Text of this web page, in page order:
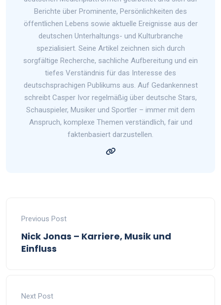
Berichte über Prominente, Persönlichkeiten des
öffentlichen Lebens sowie aktuelle Ereignisse aus der
deutschen Unterhaltungs- und Kulturbranche
spezialisiert. Seine Artikel zeichnen sich durch
sorgfältige Recherche, sachliche Aufbereitung und ein
tiefes Verständnis für das Interesse des
deutschsprachigen Publikums aus. Auf Gedankennest
schreibt Casper Ivor regelmäßig über deutsche Stars,
Schauspieler, Musiker und Sportler – immer mit dem
Anspruch, komplexe Themen verständlich, fair und
faktenbasiert darzustellen.
Previous Post
Nick Jonas – Karriere, Musik und
Einfluss
Next Post